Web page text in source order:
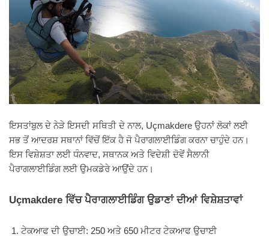
ਇਸਤਾਂਬੁਲ ਦੇ ਨੇੜੇ ਇਸਦੀ ਸਥਿਤੀ ਦੇ ਨਾਲ, Uçmakdere ਉਹਨਾਂ ਲੋਕਾਂ ਲਈ
ਸਭ ਤੋਂ ਆਦਰਸ਼ ਸਥਾਨਾਂ ਵਿੱਚੋਂ ਇੱਕ ਹੈ ਜੋ ਪੈਰਾਗਲਾਈਡਿੰਗ ਕਰਨਾ ਚਾਹੁੰਦੇ ਹਨ।
ਇਸ ਵਿਸ਼ੇਸ਼ਤਾ ਲਈ ਧੰਨਵਾਦ, ਸਥਾਨਕ ਅਤੇ ਵਿਦੇਸ਼ੀ ਦੋਵੇਂ ਸੈਲਾਨੀ
ਪੈਰਾਗਲਾਈਡਿੰਗ ਲਈ ਉਮਕਡੇਰੇ ਆਉਂਦੇ ਹਨ।
Uçmakdere ਵਿੱਚ ਪੈਰਾਗਲਾਈਡਿੰਗ ਉਡਾਣਾਂ ਦੀਆਂ ਵਿਸ਼ੇਸ਼ਤਾਵਾਂ
ਟੇਕਆਫ ਦੀ ਉਚਾਈ: 250 ਅਤੇ 650 ਮੀਟਰ ਟੇਕਆਫ ਉਚਾਈ